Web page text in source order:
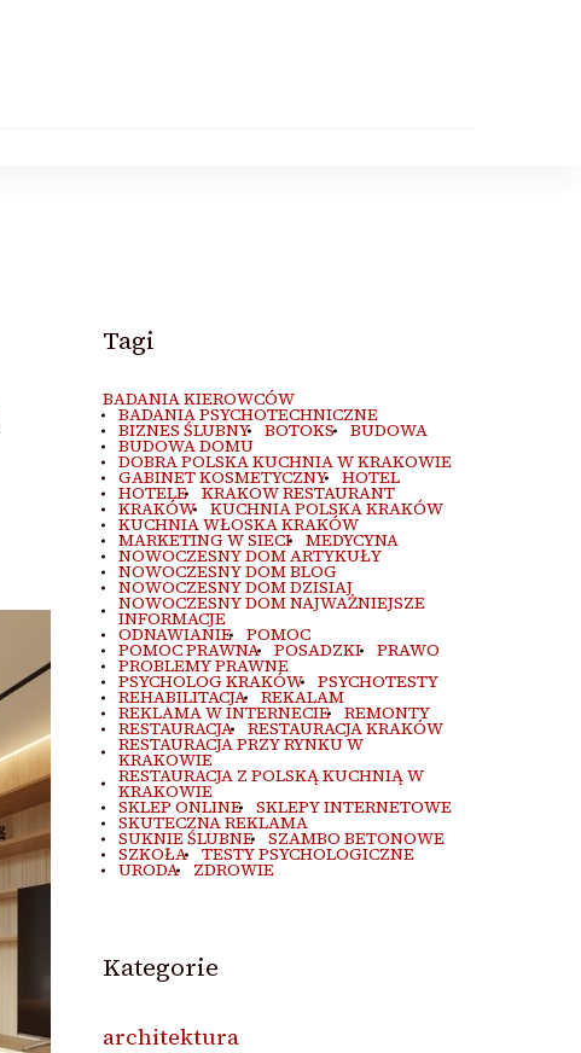
Tagi
BADANIA KIEROWCÓW
BADANIA PSYCHOTECHNICZNE
BIZNES ŚLUBNY BOTOKS BUDOWA
BUDOWA DOMU
DOBRA POLSKA KUCHNIA W KRAKOWIE
GABINET KOSMETYCZNY HOTEL
HOTELE KRAKOW RESTAURANT
KRAKÓW KUCHNIA POLSKA KRAKÓW
KUCHNIA WŁOSKA KRAKÓW
MARKETING W SIECI MEDYCYNA
NOWOCZESNY DOM ARTYKUŁY
NOWOCZESNY DOM BLOG
NOWOCZESNY DOM DZISIAJ
NOWOCZESNY DOM NAJWAŻNIEJSZE
INFORMACJE
ODNAWIANIE POMOC
POMOC PRAWNA POSADZKI PRAWO
PROBLEMY PRAWNE
PSYCHOLOG KRAKÓW PSYCHOTESTY
REHABILITACJA REKALAM
REKLAMA W INTERNECIE REMONTY
RESTAURACJA RESTAURACJA KRAKÓW
RESTAURACJA PRZY RYNKU W
KRAKOWIE
RESTAURACJA Z POLSKĄ KUCHNIĄ W
KRAKOWIE
SKLEP ONLINE SKLEPY INTERNETOWE
SKUTECZNA REKLAMA
SUKNIE ŚLUBNE SZAMBO BETONOWE
SZKOŁA TESTY PSYCHOLOGICZNE
URODA ZDROWIE
Kategorie
architektura